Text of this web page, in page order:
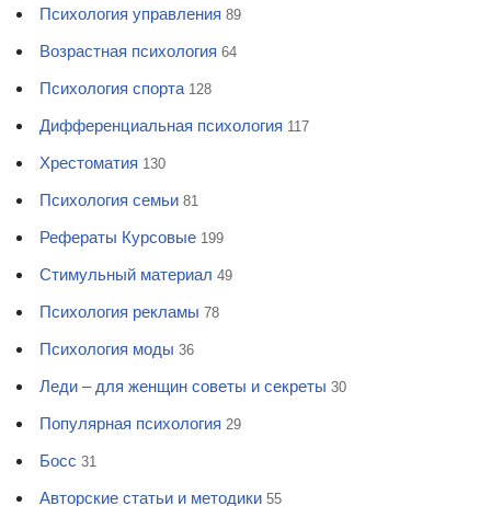
Психология управления 89
Возрастная психология 64
Психология спорта 128
Дифференциальная психология 117
Хрестоматия 130
Психология семьи 81
Рефераты Курсовые 199
Стимульный материал 49
Психология рекламы 78
Психология моды 36
Леди – для женщин советы и секреты 30
Популярная психология 29
Босс 31
Авторские статьи и методики 55